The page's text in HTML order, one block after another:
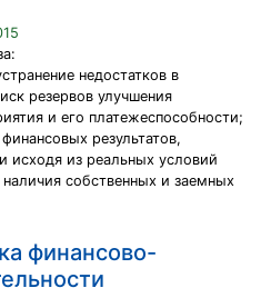
недостатков в
резервов улучшения
и его платежеспособности;
результатов,
исходя из реальных условий
собственных и заемных
финансово-